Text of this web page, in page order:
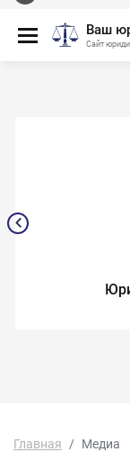
Ваш
Сайт
Главная Медиа